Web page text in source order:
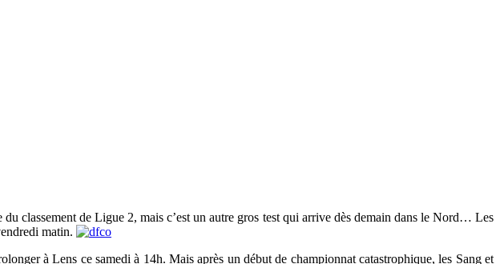
classement de Ligue 2, mais c’est un autre gros test qui arrive dès demain dans le Nord… Les
matin.
à Lens ce samedi à 14h. Mais après un début de championnat catastrophique, les Sang et